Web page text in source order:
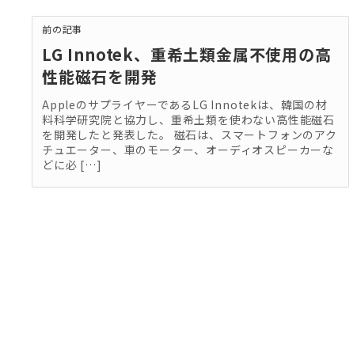
前の記事
LG Innotek、重希土類金属不使用の高
性能磁石を開発
AppleのサプライヤーであるLG Innotekは、韓国の材
料科学研究院と協力し、重希土類を使わない高性能磁石
を開発したと発表した。 磁石は、スマートフォンのアク
チュエーター、車のモーター、オーディオスピーカーな
どに必 […]